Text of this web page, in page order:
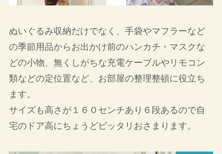
ぬいぐるみ収納だけでなく、手袋やマフラーなど
の季節用品からお出かけ前のハンカチ・マスクな
どの小物、無くしがちな充電ケーブルやリモコン
類などの定位置など、お部屋の整理整頓に役立ち
ます。
サイズも高さが１６０センチあり６段あるので自
宅のドア高にちょうどピッタリおさまります。